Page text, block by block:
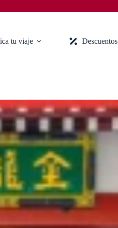
tu viaje Descuentos